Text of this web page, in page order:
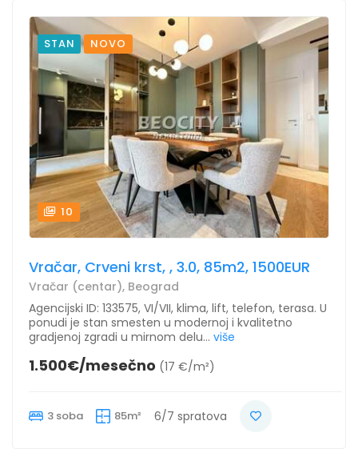
STAN NOVO
10
Vračar, Crveni krst, , 3.0, 85m2, 1500EUR
Vračar (centar), Beograd
Agencijski ID: 133575, VI/VII, klima, lift, telefon, terasa. U
ponudi je stan smesten u modernoj i kvalitetno
gradjenoj zgradi u mirnom delu... više
1.500€/mesečno (17 €/m²)
3 soba 85m² 6/7 spratova